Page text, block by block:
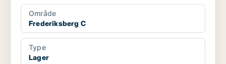
Område
Frederiksberg C
Type
Lager